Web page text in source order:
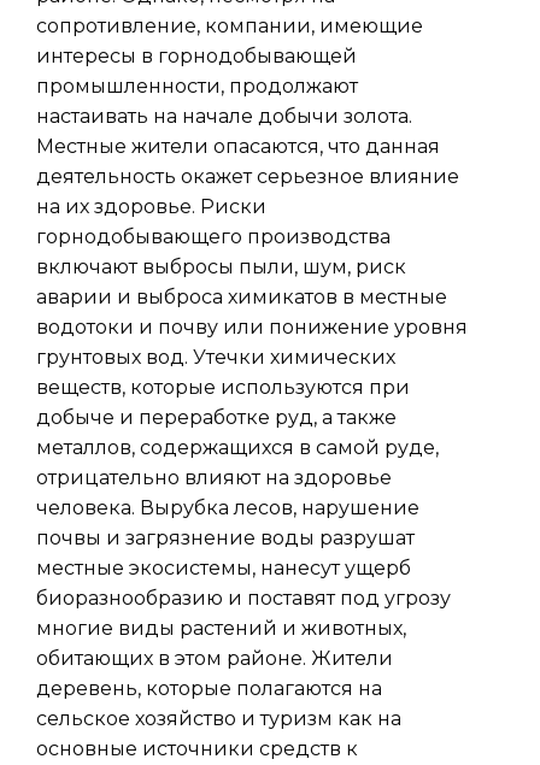
сопротивление, компании, имеющие
интересы в горнодобывающей
промышленности, продолжают
настаивать на начале добычи золота.
Местные жители опасаются, что данная
деятельность окажет серьезное влияние
на их здоровье. Риски
горнодобывающего производства
включают выбросы пыли, шум, риск
аварии и выброса химикатов в местные
водотоки и почву или понижение уровня
грунтовых вод. Утечки химических
веществ, которые используются при
добыче и переработке руд, а также
металлов, содержащихся в самой руде,
отрицательно влияют на здоровье
человека. Вырубка лесов, нарушение
почвы и загрязнение воды разрушат
местные экосистемы, нанесут ущерб
биоразнообразию и поставят под угрозу
многие виды растений и животных,
обитающих в этом районе. Жители
деревень, которые полагаются на
сельское хозяйство и туризм как на
основные источники средств к